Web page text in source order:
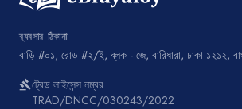
ব্যবসার ঠিকানা
বাড়ি #০১, রোড #২/ই, ব্লক - জে, বারিধারা, ঢাকা ১২১২,
gavelট্রেড লাইসেন্স নম্বর
TRAD/DNCC/030243/2022